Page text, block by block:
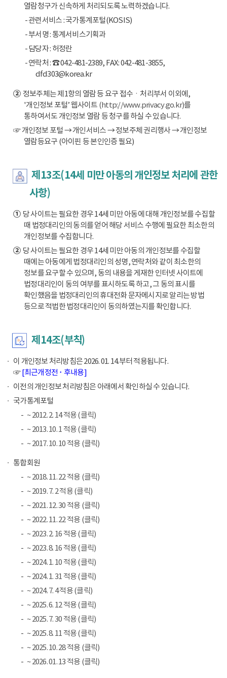
열람청구가 신속하게 처리되도록 노력하겠습니다.
- 관련서비스 : 국가통계포털(KOSIS)
- 부서명 : 통계서비스기획과
- 담당자 : 허정란
- 연락처 : ☎ 042-481-2389, FAX: 042-481-3855,
dfd303@korea.kr
②정보주체는 제1항의 열람 등 요구 접수ㆍ처리부서 이외에,
'개인정보 포털’ 웹사이트 (http://www.privacy.go.kr)를
통하여서도 개인정보 열람 등 청구를 하실 수 있습니다.
☞ 개인정보 포털 → 개인서비스 → 정보주체 권리행사 → 개인정보
열람등요구 (아이핀 등 본인인증 필요)
제13조(14세 미만 아동의 개인정보 처리에 관한
사항)
①당 사이트는 필요한 경우 14세 미만 아동에 대해 개인정보를 수집할
때 법정대리인의 동의를 얻어 해당 서비스 수행에 필요한 최소한의
개인정보를 수집합니다.
②당 사이트는 필요한 경우 14세 미만 아동의 개인정보를 수집할
때에는 아동에게 법정대리인의 성명, 연락처와 같이 최소한의
정보를 요구할 수 있으며, 동의 내용을 게재한 인터넷 사이트에
법정대리인이 동의 여부를 표시하도록 하고, 그 동의 표시를
확인했음을 법정대리인의 휴대전화 문자메시지로 알리는 방법
등으로 적법한 법정대리인이 동의하였는지를 확인합니다.
제14조(부칙)
이 개인정보 처리방침은 2026. 01. 14.부터 적용됩니다.
☞[최근개정전 ･ 후내용]
이전의 개인정보 처리방침은 아래에서 확인하실 수 있습니다.
국가통계포털
~ 2012. 2. 14 적용 (클릭)
~ 2013. 10. 1 적용 (클릭)
~ 2017. 10. 10 적용 (클릭)
통합회원
~ 2018. 11. 22 적용 (클릭)
~ 2019. 7. 2 적용 (클릭)
~ 2021. 12. 30 적용 (클릭)
~ 2022. 11. 22 적용 (클릭)
~ 2023. 2. 16 적용 (클릭)
~ 2023. 8. 16 적용 (클릭)
~ 2024. 1. 10 적용 (클릭)
~ 2024. 1. 31 적용 (클릭)
~ 2024. 7. 4 적용 (클릭)
~ 2025. 6. 12 적용 (클릭)
~ 2025. 7. 30 적용 (클릭)
~ 2025. 8. 11 적용 (클릭)
~ 2025. 10. 28 적용 (클릭)
~ 2026. 01. 13 적용 (클릭)